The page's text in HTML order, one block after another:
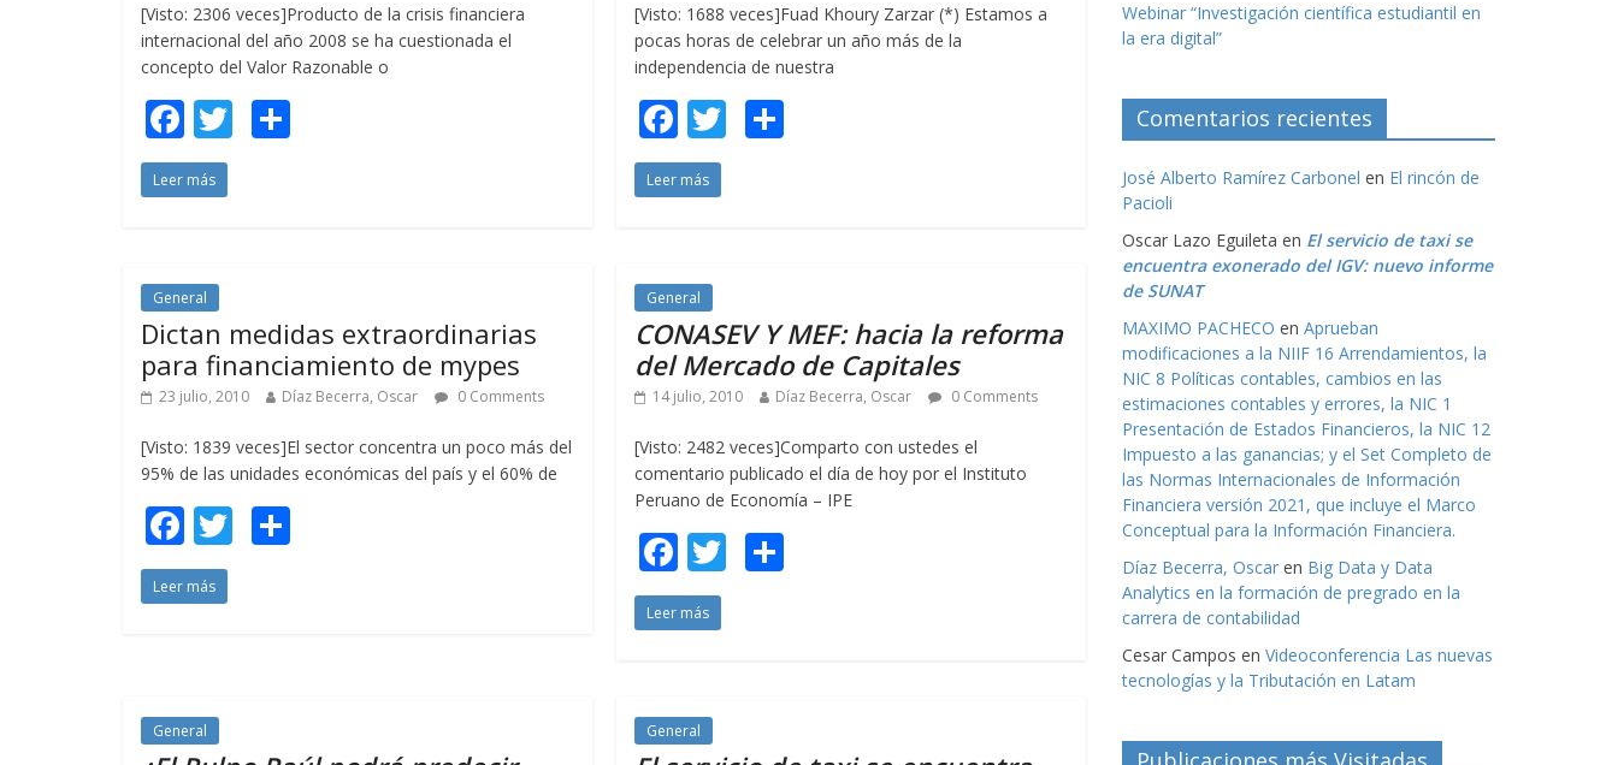
[Visto: 2306 veces]Producto de la crisis financiera
internacional del año 2008 se ha cuestionada el
concepto del Valor Razonable o
F
ac
e
o
o
k
T
ti
r
Leer más
[Visto: 1688 veces]Fuad Khoury Zarzar (*) Estamos a
pocas horas de celebrar un año más de la
independencia de nuestra
F
ac
e
o
o
k
T
ti
r
Leer más
General
Dictan medidas extraordinarias
para financiamiento de mypes
23 julio, 2010 Díaz Becerra, Oscar 0 Comments
[Visto: 1839 veces]El sector concentra un poco más del
95% de las unidades económicas del país y el 60% de
F
ac
e
o
T
Leer más
General
CONASEV Y MEF: hacia la reforma
del Mercado de Capitales
14 julio, 2010 Díaz Becerra, Oscar 0 Comments
[Visto: 2482 veces]Comparto con ustedes el
comentario publicado el día de hoy por el Instituto
Peruano de Economía – IPE
F
ac
e
o
o
T
ti
Leer más
General General
Webinar “Investigación científica estudiantil en
la era digital”
Comentarios recientes
José Alberto Ramírez Carbonel en El rincón de
Pacioli
Oscar Lazo Eguileta en El servicio de taxi se
encuentra exonerado del IGV: nuevo informe
de SUNAT
MAXIMO PACHECO en Aprueban
modificaciones a la NIIF 16 Arrendamientos, la
NIC 8 Políticas contables, cambios en las
estimaciones contables y errores, la NIC 1
Presentación de Estados Financieros, la NIC 12
Impuesto a las ganancias; y el Set Completo de
las Normas Internacionales de Información
Financiera versión 2021, que incluye el Marco
Conceptual para la Información Financiera.
Díaz Becerra, Oscar en Big Data y Data
Analytics en la formación de pregrado en la
carrera de contabilidad
Cesar Campos en Videoconferencia Las nuevas
tecnologías y la Tributación en Latam